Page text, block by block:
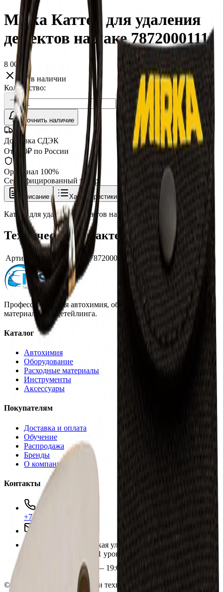
Mirka Каттер для удаления
дефектов на лаке 7872000111
8 000 ₽
Нет в наличии
Количество:
Уточнить наличие
Доставка СДЭК
От 350₽ по России
Оригинал 100%
Сертифицированный товар
Описание Характеристики
Каттер для удаления дефектов на лаке 7872000111, Mirka
Технические характеристики
Артикул производителя 7872000111
Профессиональная автохимия, оборудование и расходные
материалы для детейлинга.
Каталог
Автохимия
Оборудование
Расходные материалы
Инструменты
Аксессуары
Покупателям
Доставка и оплата
Обучение
Распродажа
Бренды
О компании
Контакты
+7 (495) 135-35-99
Москва, Люблинская ул., 153.
ТЦ «Люблю Молл», -1 уровень
Ежедневно 10:00 — 19:00
©
InSafe.ru — Товары и технологии для автобизнеса